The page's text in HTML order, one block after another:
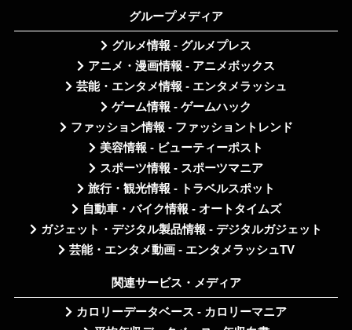
グループメディア
グルメ情報 - グルメプレス
アニメ・漫画情報 - アニメボックス
芸能・エンタメ情報 - エンタメラッシュ
ゲーム情報 - ゲームハック
ファッション情報 - ファッショントレンド
美容情報 - ビューティーポスト
スポーツ情報 - スポーツマニア
旅行・観光情報 - トラベルスポット
自動車・バイク情報 - オートタイムズ
ガジェット・デジタル製品情報 - デジタルガジェット
芸能・エンタメ動画 - エンタメラッシュTV
関連サービス・メディア
カロリーデータベース - カロリーマニア